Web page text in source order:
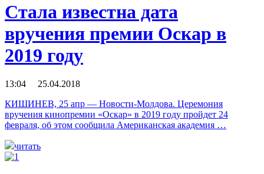
Стала известна дата
вручения премии Оскар в
2019 году
13:04 25.04.2018
КИШИНЕВ, 25 апр — Новости-Молдова. Церемония
вручения кинопремии «Оскар» в 2019 году пройдет 24
февраля, об этом сообщила Американская академия …
читать